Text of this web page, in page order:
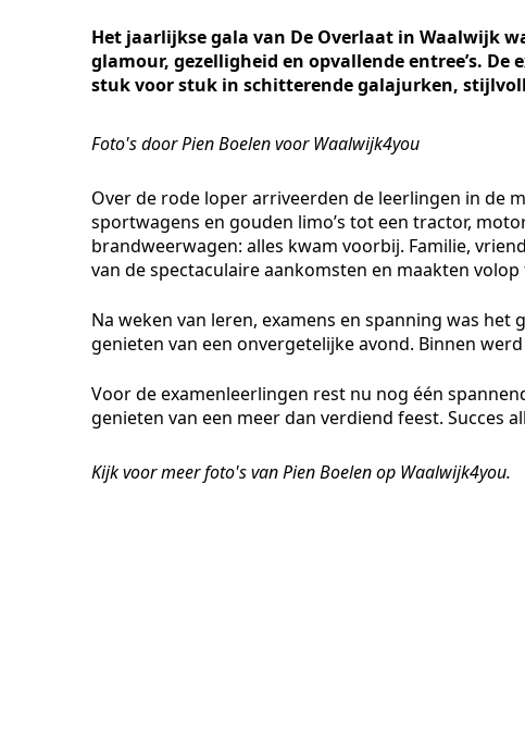
Het jaarlijkse gala van De Overlaat in Waalwijk
glamour, gezelligheid en opvallende entree’s.
stuk voor stuk in schitterende galajurken,
Foto's door Pien Boelen voor Waalwijk4you
Over de rode loper arriveerden de leerlingen in de
sportwagens en gouden limo’s tot een tractor,
brandweerwagen: alles kwam voorbij. Familie,
van de spectaculaire aankomsten en maakten
Na weken van leren, examens en spanning was
genieten van een onvergetelijke avond. Binnen
Voor de examenleerlingen rest nu nog één
genieten van een meer dan verdiend feest. Succes
Kijk voor meer foto's van Pien Boelen op Waalwijk4you.